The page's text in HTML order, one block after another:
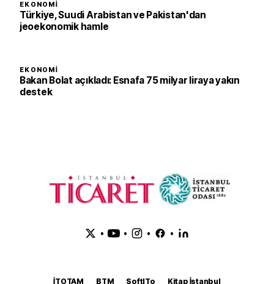
EKONOMI
Türkiye, Suudi Arabistan ve Pakistan'dan
jeoekonomik hamle
EKONOMI
Bakan Bolat açıkladı: Esnafa 75 milyar liraya yakın
destek
• • • •
İTOTAM BTM SoftITo
Kitap İstanbul